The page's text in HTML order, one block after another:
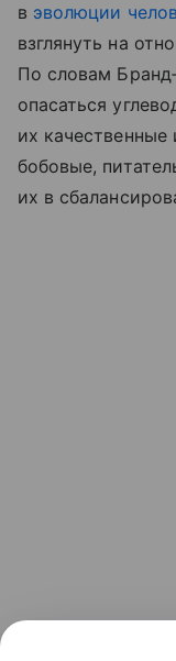
в эволюции
взглянуть на
По словам
опасаться
их
бобовые,
их в